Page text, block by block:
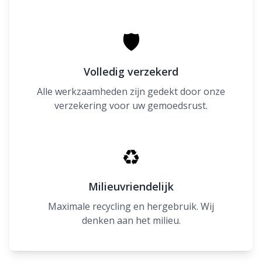
🛡
Volledig verzekerd
Alle werkzaamheden zijn gedekt door onze
verzekering voor uw gemoedsrust.
♻
Milieuvriendelijk
Maximale recycling en hergebruik. Wij
denken aan het milieu.